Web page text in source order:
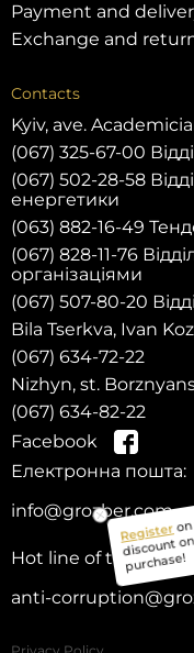
Payment and
Exchange and
Contacts
Kyiv, ave.
(067) 325-67-00
(067) 502-28-58
енергетики
(063) 882-16-49
(067) 828-11-76
організаціями
(067) 507-80-20
Bila Tserkva, Ivan
(067) 634-72-22
Nizhyn, st.
(067) 634-82-22
Facebook
Електронна пошта:
info@grozber.com
Hot line of trust:
anti-
Registeron
discount
purchase!